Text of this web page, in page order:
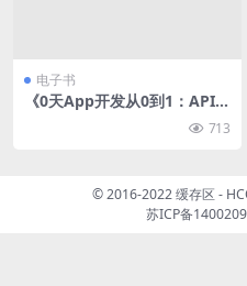
电子书
《0天App开发从0到1：APICl
713
© 2016-2022 缓存区 -
苏ICP备